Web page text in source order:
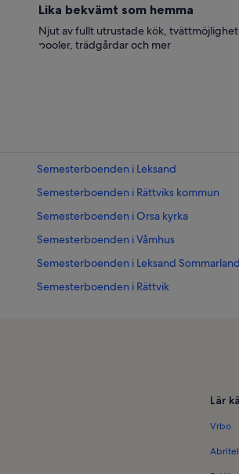
Lika bekvämt som hemma
Njut av fullt utrustade kök,
pooler, trädgårdar och mer
Semesterboenden i Leksand
Semesterboenden i Rättviks kommun
Semesterboenden i Orsa kyrka
Semesterboenden i Våmhus
Semesterboenden i Leksand Sommarland
Semesterboenden i Rättvik
Lär
Vrbo